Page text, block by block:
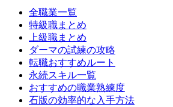
全職業一覧
特級職まとめ
上級職まとめ
ダーマの試練の攻略
転職おすすめルート
永続スキル一覧
おすすめの職業熟練度
石版の効率的な入手方法